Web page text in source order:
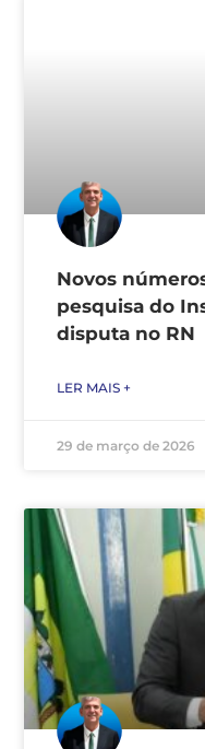
Novos
pesquisa do
disputa no RN
LER MAIS +
29 de março de 2026